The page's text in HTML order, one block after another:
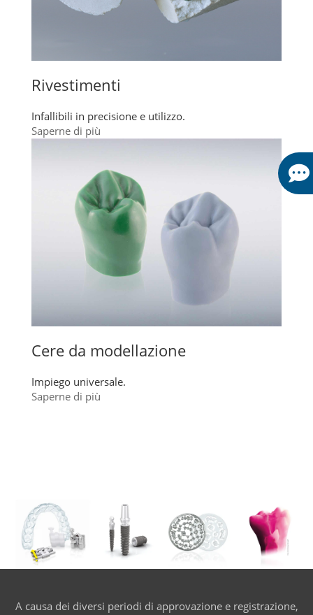
Rivestimenti
Infallibili in precisione e utilizzo.
Saperne di più
Cere da modellazione
Impiego universale.
Saperne di più
A causa dei diversi periodi di approvazione e registrazione,